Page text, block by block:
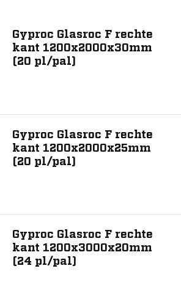
met glasvezelmat
glasvliesversterkt
Gyproc Glasroc F rechte
kant 1200x2000x30mm
(20 pl/pal)
Gyproc Glasroc F rechte
kant 1200x2000x25mm
(20 pl/pal)
Gyproc Glasroc F rechte
kant 1200x3000x20mm
(24 pl/pal)